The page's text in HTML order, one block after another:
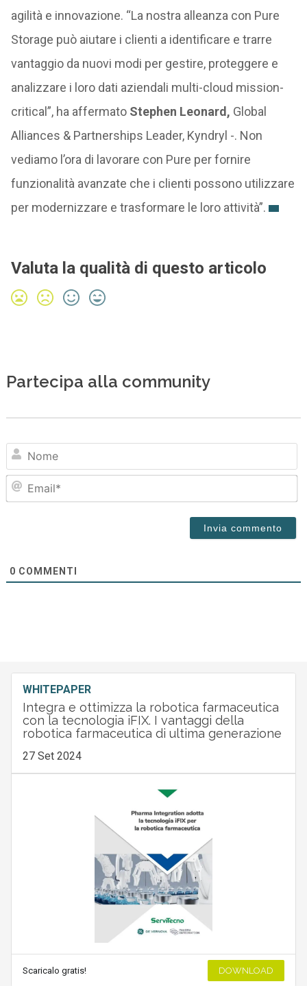
agilità e innovazione. “La nostra alleanza con Pure
Storage può aiutare i clienti a identificare e trarre
vantaggio da nuovi modi per gestire, proteggere e
analizzare i loro dati aziendali multi-cloud mission-
critical”, ha affermatoStephen Leonard, Global
Alliances & Partnerships Leader, Kyndryl -. Non
vediamo l’ora di lavorare con Pure per fornire
funzionalità avanzate che i clienti possono utilizzare
per modernizzare e trasformare le loro attività”.
Valuta la qualità di questo articolo
Partecipa alla community
0 COMMENTI
WHITEPAPER
Integra e ottimizza la robotica farmaceutica
con la tecnologia iFIX. I vantaggi della
robotica farmaceutica di ultima generazione
27 Set 2024
Scaricalo gratis! DOWNLOAD